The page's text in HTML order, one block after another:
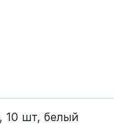
10 шт, белый